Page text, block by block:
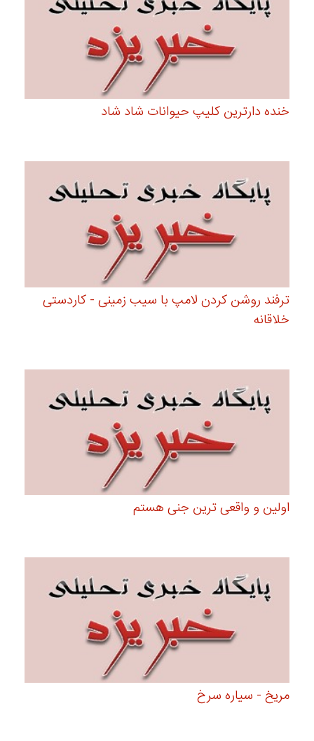
خنده دارترین کلیپ حیوانات شاد شاد
ترفند روشن کردن لامپ با سیب زمینی - کاردستی
خلاقانه
اولین و واقعی ترین جنی هستم
مریخ - سیاره سرخ